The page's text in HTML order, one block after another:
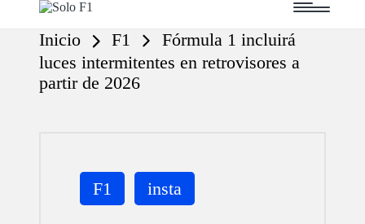
S
o
F
1
Para
de
F1
Inicio F1
Fórmula 1 incluirá
luces intermitentes en retrovisores a
partir de 2026
Publicada
en
F1 insta